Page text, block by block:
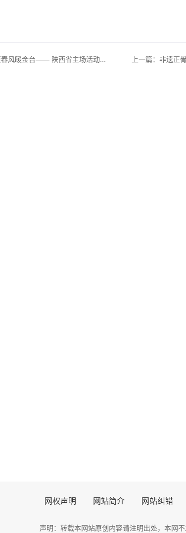
上一篇： 非遗正
风暖金台—— 陕西省主场活动...
网权声明 网站简介 网站纠错
声明：转载本网站原创内容请注明出处， 本网